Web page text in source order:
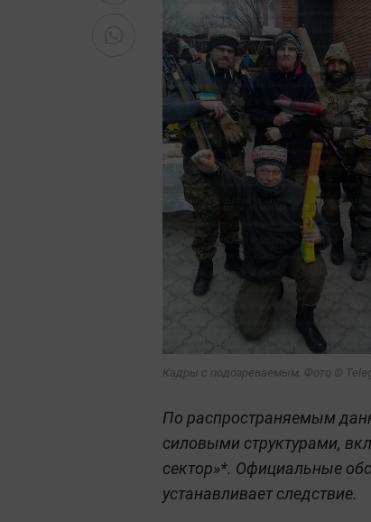
Кадры с подозреваемым. Фото ©
По распространяемым
силовыми структурами,
сектор»*. Официальные
устанавливает следствие.